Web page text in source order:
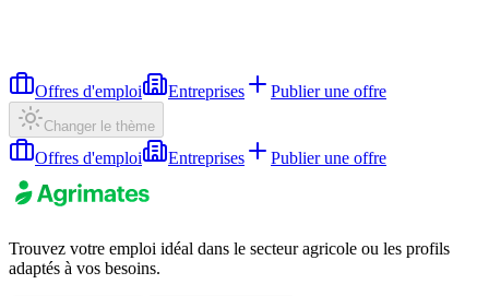
Offres d'emploi Entreprises Publier une offre
Changer le thème
Offres d'emploi Entreprises Publier une offre
Trouvez votre emploi idéal dans le secteur agricole ou les profils
adaptés à vos besoins.